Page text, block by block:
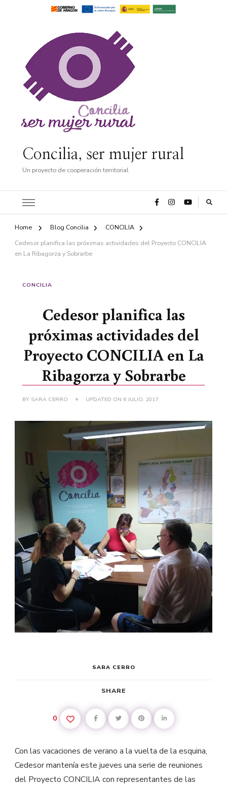
Concilia, ser mujer rural
Un proyecto de cooperación territorial
Home Blog Concilia
CONCILIA
Cedesor planifica las próximas actividades del Proyecto CONCILIA
en La Ribagorza y Sobrarbe
CONCILIA
Cedesor planifica las
próximas actividades del
Proyecto CONCILIA en La
Ribagorza y Sobrarbe
BY SARA CERRO UPDATED ON 6 JULIO, 2017
SARA CERRO
SHARE
0
Con las vacaciones de verano a la vuelta de la esquina,
Cedesor mantenía este jueves una serie de reuniones
del Proyecto CONCILIA con representantes de las